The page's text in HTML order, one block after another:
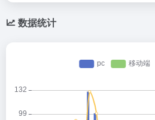
数据统计